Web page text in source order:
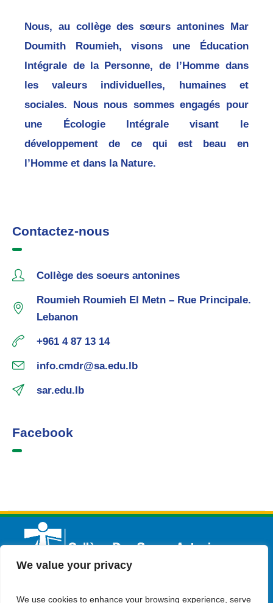
We value your privacy
We use cookies to enhance your browsing experience, serve
Nous, au collège des sœurs antonines Mar
Doumith Roumieh, visons une Éducation
Intégrale de la Personne, de l’Homme dans
les valeurs individuelles, humaines et
sociales. Nous nous sommes engagés pour
une Écologie Intégrale visant le
développement de ce qui est beau en
l’Homme et dans la Nature.
Contactez-nous
Collège des soeurs antonines
Roumieh Roumieh El Metn – Rue Principale.
Lebanon
+961 4 87 13 14
info.cmdr@sa.edu.lb
sar.edu.lb
Facebook